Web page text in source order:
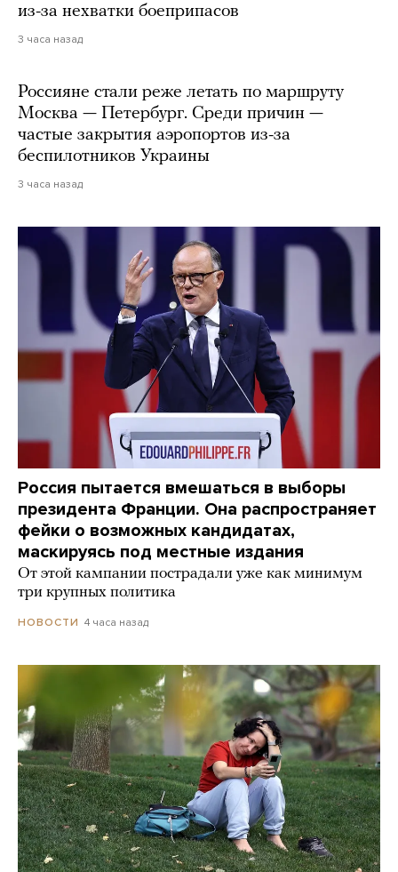
из-за нехватки боеприпасов
3 часа назад
Россияне стали реже летать по маршруту
Москва — Петербург. Среди причин —
частые закрытия аэропортов из-за
беспилотников Украины
3 часа назад
Россия пытается вмешаться в выборы
президента Франции. Она распространяет
фейки о возможных кандидатах,
маскируясь под местные издания
От этой кампании пострадали уже как минимум
три крупных политика
НОВОСТИ 4 часа назад